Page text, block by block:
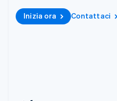
Inizia ora Contattaci
Stati Uniti
EnglishEspañol简体中文